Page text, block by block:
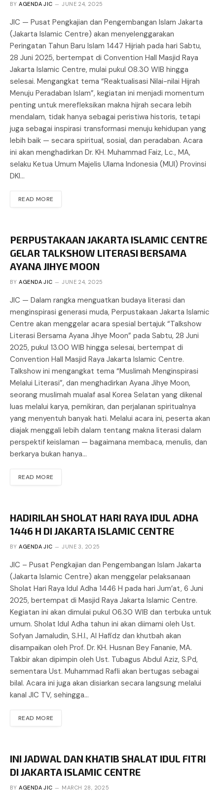
BY AGENDA JIC JUNE 24, 2025
JIC — Pusat Pengkajian dan Pengembangan Islam Jakarta
(Jakarta Islamic Centre) akan menyelenggarakan
Peringatan Tahun Baru Islam 1447 Hijriah pada hari Sabtu,
28 Juni 2025, bertempat di Convention Hall Masjid Raya
Jakarta Islamic Centre, mulai pukul 08.30 WIB hingga
selesai. Mengangkat tema “Reaktualisasi Nilai-nilai Hijrah
Menuju Peradaban Islam”, kegiatan ini menjadi momentum
penting untuk merefleksikan makna hijrah secara lebih
mendalam, tidak hanya sebagai peristiwa historis, tetapi
juga sebagai inspirasi transformasi menuju kehidupan yang
lebih baik — secara spiritual, sosial, dan peradaban. Acara
ini akan menghadirkan Dr. KH. Muhammad Faiz, Lc., MA,
selaku Ketua Umum Majelis Ulama Indonesia (MUI) Provinsi
DKI…
READ MORE
PERPUSTAKAAN JAKARTA ISLAMIC CENTRE
GELAR TALKSHOW LITERASI BERSAMA
AYANA JIHYE MOON
BY AGENDA JIC JUNE 24, 2025
JIC — Dalam rangka menguatkan budaya literasi dan
menginspirasi generasi muda, Perpustakaan Jakarta Islamic
Centre akan menggelar acara spesial bertajuk “Talkshow
Literasi Bersama Ayana Jihye Moon” pada Sabtu, 28 Juni
2025, pukul 13.00 WIB hingga selesai, bertempat di
Convention Hall Masjid Raya Jakarta Islamic Centre.
Talkshow ini mengangkat tema “Muslimah Menginspirasi
Melalui Literasi”, dan menghadirkan Ayana Jihye Moon,
seorang muslimah mualaf asal Korea Selatan yang dikenal
luas melalui karya, pemikiran, dan perjalanan spiritualnya
yang menyentuh banyak hati. Melalui acara ini, peserta akan
diajak menggali lebih dalam tentang makna literasi dalam
perspektif keislaman — bagaimana membaca, menulis, dan
berkarya bukan hanya…
READ MORE
HADIRILAH SHOLAT HARI RAYA IDUL ADHA
1446 H DI JAKARTA ISLAMIC CENTRE
BY AGENDA JIC JUNE 3, 2025
JIC – Pusat Pengkajian dan Pengembangan Islam Jakarta
(Jakarta Islamic Centre) akan menggelar pelaksanaan
Sholat Hari Raya Idul Adha 1446 H pada hari Jum’at, 6 Juni
2025, bertempat di Masjid Raya Jakarta Islamic Centre.
Kegiatan ini akan dimulai pukul 06.30 WIB dan terbuka untuk
umum. Sholat Idul Adha tahun ini akan diimami oleh Ust.
Sofyan Jamaludin, S.H.I., Al Hafidz dan khutbah akan
disampaikan oleh Prof. Dr. KH. Husnan Bey Fananie, MA.
Takbir akan dipimpin oleh Ust. Tubagus Abdul Aziz, S.Pd,
sementara Ust. Muhammad Rafli akan bertugas sebagai
bilal. Acara ini juga akan disiarkan secara langsung melalui
kanal JIC TV, sehingga…
READ MORE
INI JADWAL DAN KHATIB SHALAT IDUL FITRI
DI JAKARTA ISLAMIC CENTRE
BY AGENDA JIC MARCH 28, 2025